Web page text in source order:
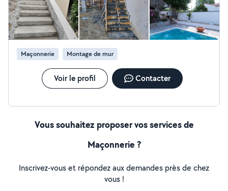
Maçonnerie Montage de mur
Voir le profil Contacter
Vous souhaitez proposer vos services de
Maçonnerie ?
Inscrivez-vous et répondez aux demandes près de chez
vous !